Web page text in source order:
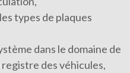
types de plaques
dans le domaine de
des véhicules,